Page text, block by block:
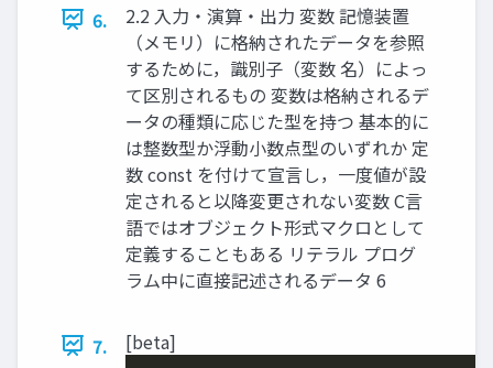
6.
2.2 入力・演算・出力 変数 記憶装置
（メモリ）に格納されたデータを参照
するために，識別子（変数 名）によっ
て区別されるもの 変数は格納されるデ
ータの種類に応じた型を持つ 基本的に
は整数型か浮動小数点型のいずれか 定
数 const を付けて宣言し，一度値が設
定されると以降変更されない変数 C言
語ではオブジェクト形式マクロとして
定義することもある リテラル プログ
ラム中に直接記述されるデータ 6
7. [beta]